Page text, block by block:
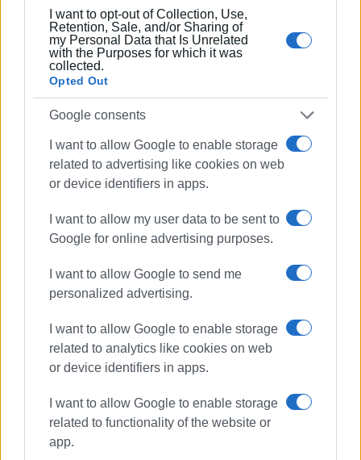
I want to opt-out of Collection, Use,
Retention, Sale, and/or Sharing of
my Personal Data that Is Unrelated
with the Purposes for which it was
collected.
Opted Out
Google consents
I want to allow Google to enable storage
related to advertising like cookies on web
or device identifiers in apps.
I want to allow my user data to be sent to
Google for online advertising purposes.
I want to allow Google to send me
personalized advertising.
I want to allow Google to enable storage
related to analytics like cookies on web
or device identifiers in apps.
I want to allow Google to enable storage
related to functionality of the website or
app.
Σημειώνεται ότι σύμφωνα με τον Γ. Τρεπεκλή στις
30/05 θα συναντηθούν με το Δήμαρχο Βόρειας
Κέρκυρας και με συμβούλους, ενώ προσκάλεσε
εκπροσώπους των παρατάξεων να συμμετάσχουν. Θα
κάνουν αυτοψία στο χώρο και στην εγκατάσταση, ενώ
στη συνάντηση με τον Γ. Μαχειμάρη θα τον ρωτήσει αν
έχει εξετάσει τα επτά σημεία που έχει προκρίνει η
μελέτη.
Εμφανίσεις: 79
ΒΑΣΙΛΗΣ ΠΑΝΤΑΖΟΠΟΥΛΟΣ
Ο Βασίλης Πανταζόπουλος είναι απόφοιτος του
τμήματος Μεσογειακών Σπουδών του